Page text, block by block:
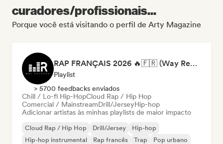
curadores/profissionais...
Porque você está visitando o perfil de Arty Magazine
RAP FRANÇAIS 2026 🔥🇫🇷 (Way Records)
Playlist
> 5700 feedbacks enviados
Chill / Lo-fi Hip-HopCloud Rap / Hip Hop
Comercial / MainstreamDrill/JerseyHip-hop
Adicionar artistas às minhas playlists de maior impacto
Cloud Rap / Hip Hop Drill/Jersey
Hip-hop
Hip-hop instrumental
Rap francês Trap
Pop urbano